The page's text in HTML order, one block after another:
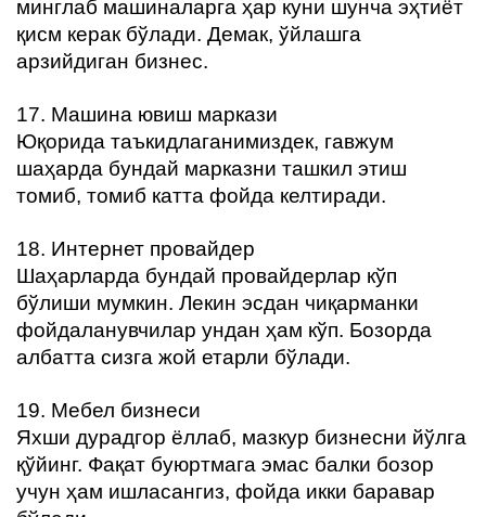
минглаб машиналарга ҳар куни шунча эҳтиёт
қисм керак бўлади. Демак, ўйлашга
арзийдиган бизнес.
17. Машина ювиш маркази
Юқорида таъкидлаганимиздек, гавжум
шаҳарда бундай марказни ташкил этиш
томиб, томиб катта фойда келтиради.
18. Интернет провайдер
Шаҳарларда бундай провайдерлар кўп
бўлиши мумкин. Лекин эсдан чиқарманки
фойдаланувчилар ундан ҳам кўп. Бозорда
албатта сизга жой етарли бўлади.
19. Мебел бизнеси
Яхши дурадгор ёллаб, мазкур бизнесни йўлга
қўйинг. Фақат буюртмага эмас балки бозор
учун ҳам ишласангиз, фойда икки баравар